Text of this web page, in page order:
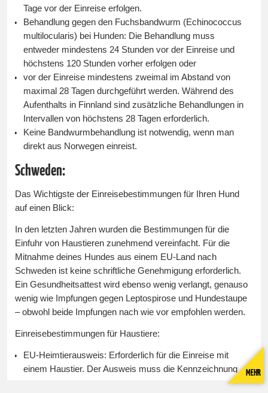
Tage vor der Einreise erfolgen.
Behandlung gegen den Fuchsbandwurm (Echinococcus
multilocularis) bei Hunden: Die Behandlung muss
entweder mindestens 24 Stunden vor der Einreise und
höchstens 120 Stunden vorher erfolgen oder
vor der Einreise mindestens zweimal im Abstand von
maximal 28 Tagen durchgeführt werden. Während des
Aufenthalts in Finnland sind zusätzliche Behandlungen in
Intervallen von höchstens 28 Tagen erforderlich.
Keine Bandwurmbehandlung ist notwendig, wenn man
direkt aus Norwegen einreist.
Schweden:
Das Wichtigste der Einreisebestimmungen für Ihren Hund
auf einen Blick:
In den letzten Jahren wurden die Bestimmungen für die
Einfuhr von Haustieren zunehmend vereinfacht. Für die
Mitnahme deines Hundes aus einem EU-Land nach
Schweden ist keine schriftliche Genehmigung erforderlich.
Ein Gesundheitsattest wird ebenso wenig verlangt, genauso
wenig wie Impfungen gegen Leptospirose und Hundestaupe
– obwohl beide Impfungen nach wie vor empfohlen werden.
Einreisebestimmungen für Haustiere:
EU-Heimtierausweis: Erforderlich für die Einreise mit
einem Haustier. Der Ausweis muss die Kennzeichnung
des Tieres durch Mikrochip oder gut lesbare Tätowierung
MEHR